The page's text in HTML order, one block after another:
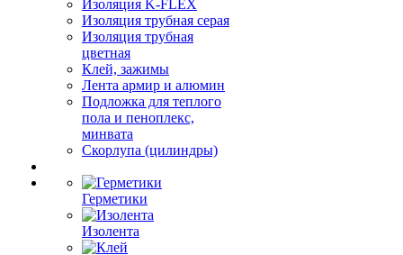
Изоляция K-FLEX
Изоляция трубная серая
Изоляция трубная
цветная
Клей, зажимы
Лента армир и алюмин
Подложка для теплого
пола и пеноплекс,
минвата
Скорлупа (цилиндры)
Герметики
Изолента